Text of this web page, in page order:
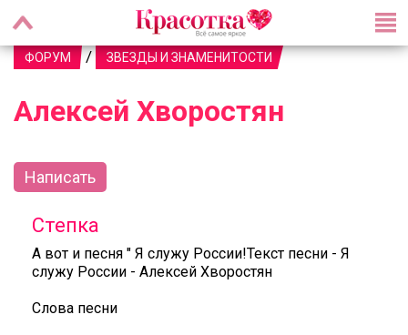
ФОРУМ / ЗВЕЗДЫ И ЗНАМЕНИТОСТИ
Алексей Хворостян
Написать
Степка
А вот и песня " Я служу России!Текст песни - Я
служу России - Алексей Хворостян
Слова песни